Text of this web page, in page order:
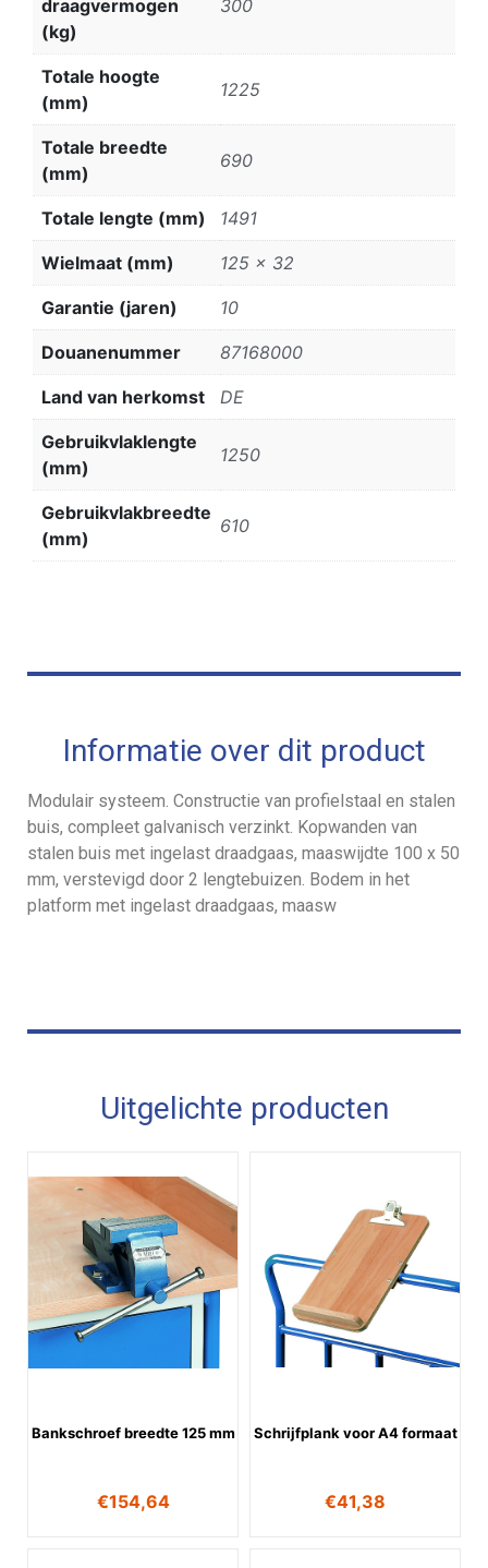
draagvermogen
(kg)
300
Totale hoogte
(mm)
1225
Totale breedte
(mm)
690
Totale lengte (mm) 1491
Wielmaat (mm) 125 x 32
Garantie (jaren) 10
Douanenummer 87168000
Land van herkomst DE
Gebruikvlaklengte
(mm)
1250
Gebruikvlakbreedte
(mm)
610
Informatie over dit product
Modulair systeem. Constructie van profielstaal en stalen
buis, compleet galvanisch verzinkt. Kopwanden van
stalen buis met ingelast draadgaas, maaswijdte 100 x 50
mm, verstevigd door 2 lengtebuizen. Bodem in het
platform met ingelast draadgaas, maasw
Uitgelichte producten
Bankschroef breedte 125 mm
€154,64
Schrijfplank voor A4 formaat
€41,38